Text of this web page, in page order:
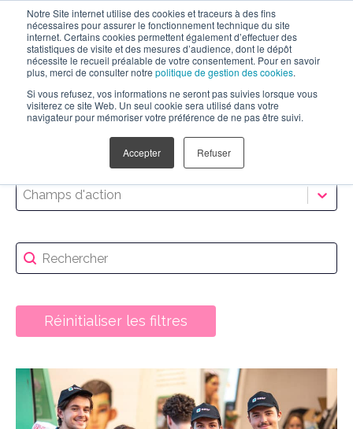
Notre Site internet utilise des cookies et traceurs à des fins
nécessaires pour assurer le fonctionnement technique du site
internet. Certains cookies permettent également d’effectuer des
statistiques de visite et des mesures d’audience, dont le dépôt
nécessite le recueil préalable de votre consentement. Pour en savoir
plus, merci de consulter notre politique de gestion des cookies.
Si vous refusez, vos informations ne seront pas suivies lorsque vous
visiterez ce site Web. Un seul cookie sera utilisé dans votre
navigateur pour mémoriser votre préférence de ne pas être suivi.
Accepter Refuser
Influence Marketing
Campus Activation
Médias Tactiques
Expériences Digitales
ABOUT
CONTACT
Métiers
Sélectionnez le contenu
Sélectionnez le contenu
Champs d'action
Sélectionnez le contenu
Sélectionnez le contenu
Recherche
Rechercher
Réinitialiser les filtres